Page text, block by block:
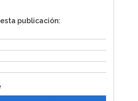
publicación: